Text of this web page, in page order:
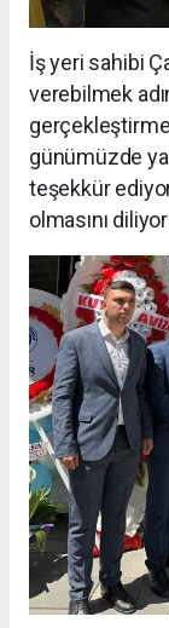
İş yeri sahibi
verebilmek
günümüzde
teşekkür
olmasını